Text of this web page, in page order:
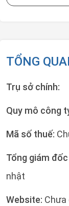
TỔNG
Trụ sở chính:
Quy mô công
Mã số thuế:
Tổng giám
nhật
Website: